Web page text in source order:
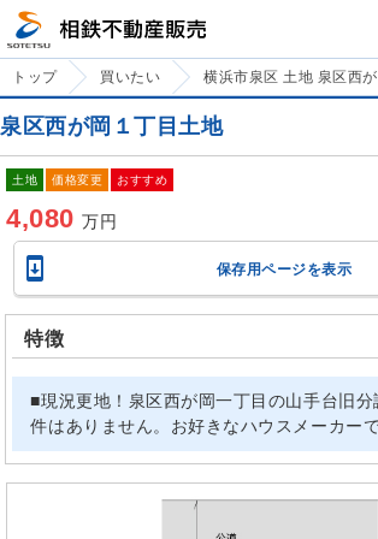
トップ 買いたい 横浜市泉区 土地 泉区西
泉区西が岡１丁目土地
土地 価格変更 おすすめ
4,080万円
 保存用ページを表示
特徴
■現況更地！泉区西が岡一丁目の山手台旧分
件はありません。お好きなハウスメーカー